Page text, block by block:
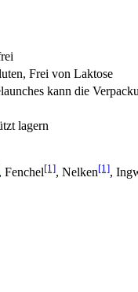
Frei von Laktose
kann die
lagern
, Fenchel[1], Nelken[1],